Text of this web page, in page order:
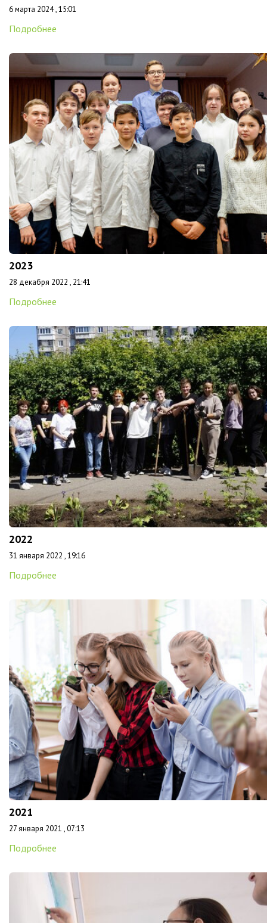
6 марта 2024 , 15:01
Подробнее
2023
28 декабря 2022 , 21:41
Подробнее
2022
31 января 2022 , 19:16
Подробнее
2021
27 января 2021 , 07:13
Подробнее